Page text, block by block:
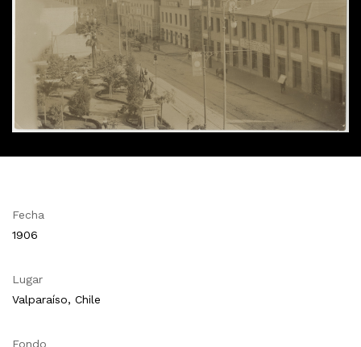
Fecha
1906
Lugar
Valparaíso, Chile
Fondo